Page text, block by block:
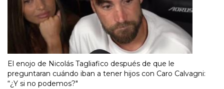
El enojo de Nicolás Tagliafico después de que le
preguntaran cuándo iban a tener hijos con Caro Calvagni:
“¿Y si no podemos?"